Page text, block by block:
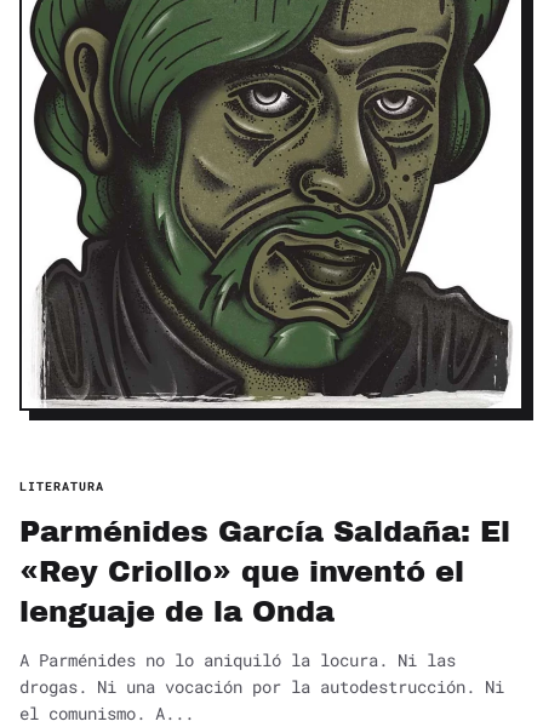
LITERATURA
Parménides García Saldaña: El
«Rey Criollo» que inventó el
lenguaje de la Onda
A Parménides no lo aniquiló la locura. Ni las
drogas. Ni una vocación por la autodestrucción. Ni
el comunismo. A...